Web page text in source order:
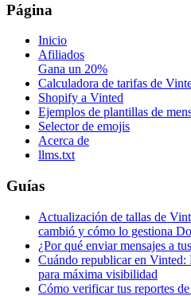
Página
Inicio
Afiliados
Gana un 20%
Calculadora de tarifas de
Shopify a Vinted
Ejemplos de plantillas de
Selector de emojis
Acerca de
llms.txt
Guías
Actualización de tallas de
cambió y cómo lo gestiona
¿Por qué enviar mensajes a
Cuándo republicar en Vinted:
para máxima visibilidad
Cómo verificar tus reportes